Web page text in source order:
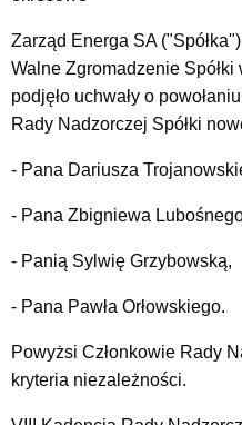
Zarząd Energa SA
Walne Zgromadzenie
podjęło uchwały o
Rady Nadzorczej Spółki
- Pana Dariusza
- Pana Zbigniewa
- Panią Sylwię Grzybowską,
- Pana Pawła Orłowskiego.
Powyżsi Członkowie Rady
kryteria niezależności.